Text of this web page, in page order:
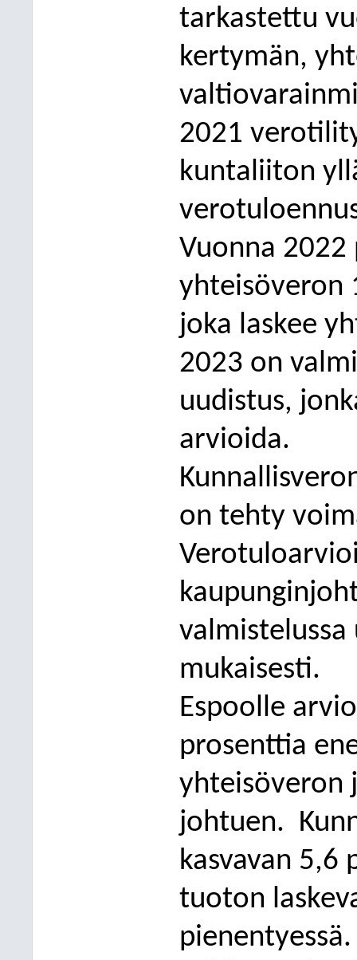
tarkastettu
kertymän,
2021
kuntaliiton
Vuonna 2022
yhteisöveron
joka laskee
2023 on
uudistus,
arvioida.
on tehty
mukaisesti.
Espoolle
prosenttia
yhteisöveron
johtuen.
kasvavan 5,6
tuoton